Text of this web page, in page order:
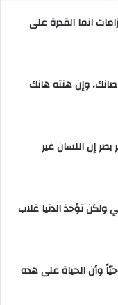
انما القدرة على
وإن هنته هانك
إن اللسان غير
ولكن تؤخذ الدنيا غلاب
وأن الحياة على هذه